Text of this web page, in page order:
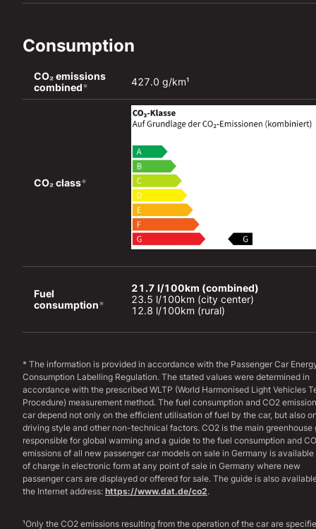
Consumption
CO₂ emissions
combined* 427.0 g/km¹
CO₂ class*
Fuel
consumption*
21.7 l/100km (combined)
23.5 l/100km (city center)
12.8 l/100km (rural)
* The information is provided in accordance with the Passenger Car
Consumption Labelling Regulation. The stated values were determined in
accordance with the prescribed WLTP (World Harmonised Light Vehicles
Procedure) measurement method. The fuel consumption and CO2
car depend not only on the efficient utilisation of fuel by the car, but also
driving style and other non-technical factors. CO2 is the main greenhouse
responsible for global warming and a guide to the fuel consumption and
emissions of all new passenger car models on sale in Germany is available
of charge in electronic form at any point of sale in Germany where new
passenger cars are displayed or offered for sale. The guide is also
the Internet address: https://www.dat.de/co2.
¹Only the CO2 emissions resulting from the operation of the car are